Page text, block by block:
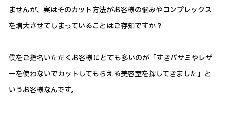
ませんが、実はそのカット方法がお客様の悩みやコンプレックス
を増大させてしまっていることはご存知ですか？
僕をご指名いただくお客様にとても多いのが「すきバサミやレザ
ーを使わないでカットしてもらえる美容室を探してきました」と
いうお客様なんです。